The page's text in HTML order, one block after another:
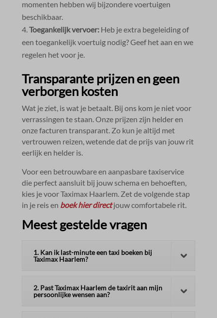
momenten hebben wij bijzondere voertuigen
beschikbaar.​
Toegankelijk vervoer:Heb je extra begeleiding of
een toegankelijk voertuig nodig? Geef het aan en we
regelen het voor je.​
Transparante prijzen en geen
verborgen kosten
Wat je ziet, is wat je betaalt.​ Bij ons kom je niet voor
verrassingen te staan.​ Onze prijzen zijn helder en
onze facturen transparant.​ Zo kun je altijd met
vertrouwen reizen, wetende dat de prijs van jouw rit
eerlijk en helder is.​
Voor een betrouwbare en aanpasbare taxiservice
die perfect aansluit bij jouw schema en behoeften,
kies je voor Taximax Haarlem.​ Zet de volgende stap
in je reis en boek hier directjouw comfortabele rit.​
Meest gestelde vragen
1. Kan ik last-minute een taxi boeken bij
Taximax Haarlem?
2. Past Taximax Haarlem de taxirit aan mijn
persoonlijke wensen aan?